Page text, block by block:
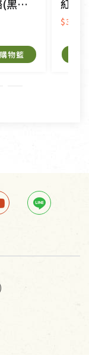
者。
私人消耗性產
品本身有瑕疵
適用準
導致書籍有
退貨，也不
仁網購無法
消費者，因而
麻)
物籃
紅豆
$34